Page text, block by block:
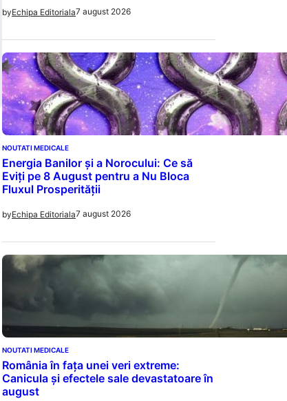
byEchipa Editoriala7 august 2026
NOUTATI MEDICALE
Energia Banilor și a Norocului: Ce să
Eviți pe 8 August pentru a Nu Bloca
Fluxul Prosperității
byEchipa Editoriala7 august 2026
NOUTATI MEDICALE
România în fața unei veri extreme:
Canicula și efectele sale devastatoare în
august